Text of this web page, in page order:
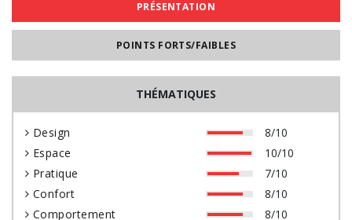
PRÉSENTATION
POINTS FORTS/FAIBLES
THÉMATIQUES
Design
8/10
Espace
10/10
Pratique
7/10
Confort
8/10
Comportement
8/10